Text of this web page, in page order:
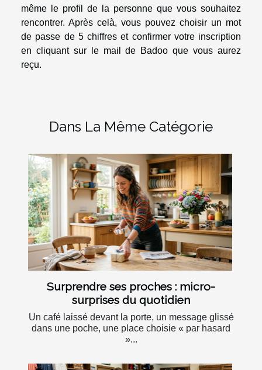
même le profil de la personne que vous souhaitez
rencontrer. Après celà, vous pouvez choisir un mot
de passe de 5 chiffres et confirmer votre inscription
en cliquant sur le mail de Badoo que vous aurez
reçu.
Dans La Même Catégorie
Surprendre ses proches : micro-
surprises du quotidien
Un café laissé devant la porte, un message glissé
dans une poche, une place choisie « par hasard
»...